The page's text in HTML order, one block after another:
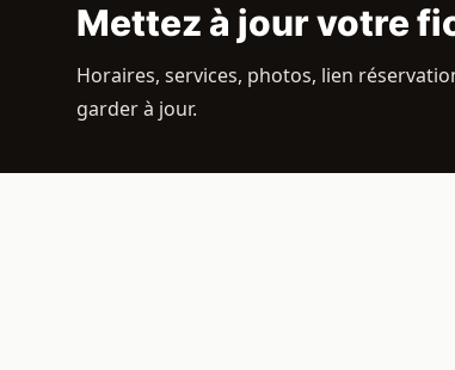
Mettez à jour votre
Horaires, services, photos, lien
garder à jour.